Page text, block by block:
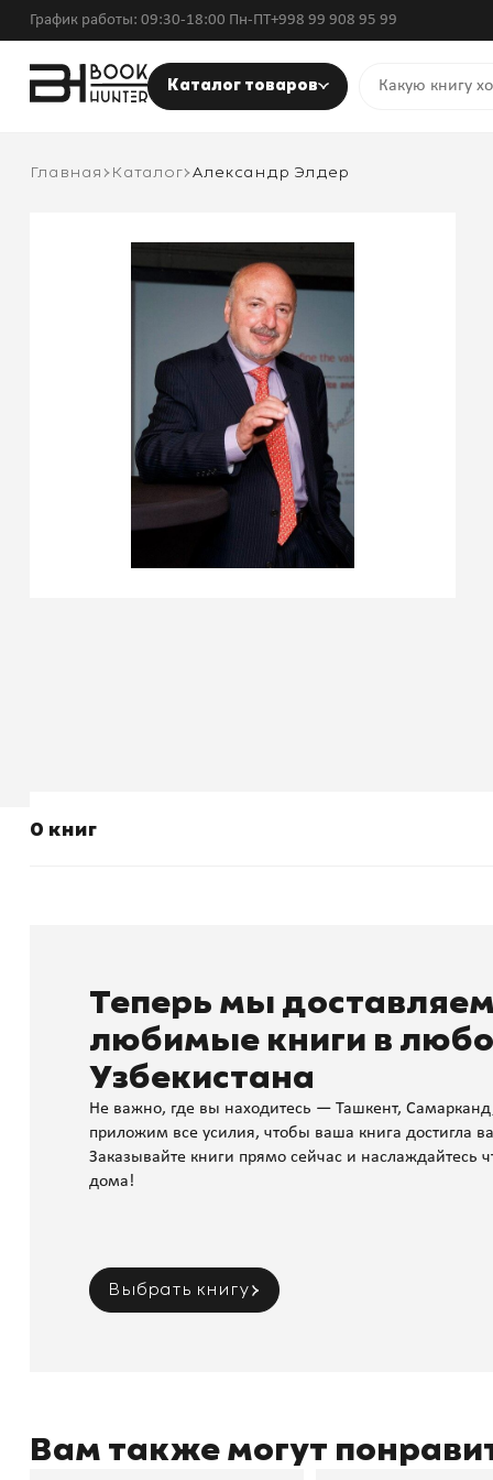
График работы: 09:30-18:00 Пн-ПТ+998 99 908 95 99
Каталог товаров
Главная Каталог Александр Элдер
0 книг
Теперь мы
любимые книги в
Узбекистана
Не важно, где вы находитесь — Ташкент,
приложим все усилия, чтобы ваша книга достигла
Заказывайте книги прямо сейчас и наслаждайтесь
дома!
Выбрать книгу
Вам также могут